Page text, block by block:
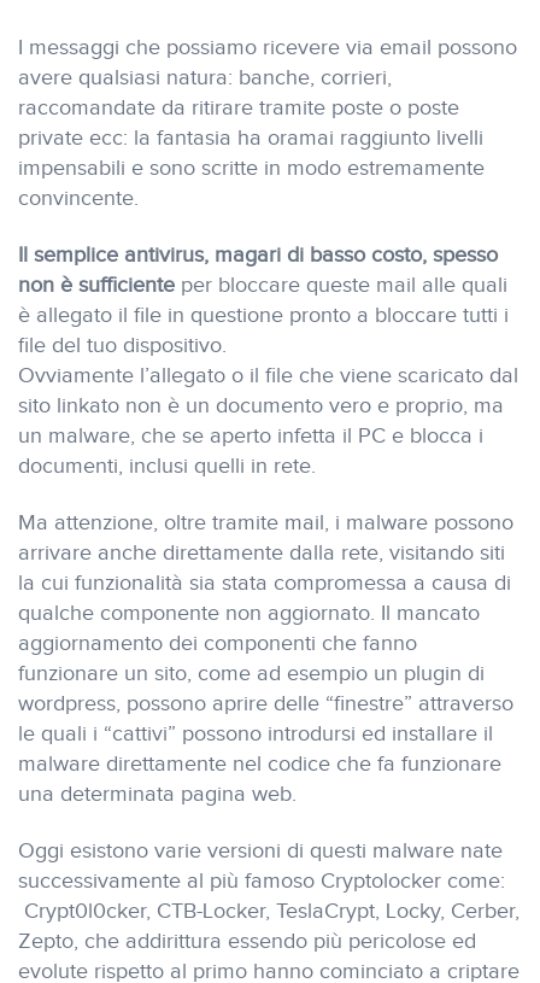
I messaggi che possiamo ricevere via email possono
avere qualsiasi natura: banche, corrieri,
raccomandate da ritirare tramite poste o poste
private ecc: la fantasia ha oramai raggiunto livelli
impensabili e sono scritte in modo estremamente
convincente.
Il semplice antivirus, magari di basso costo, spesso
non è sufficiente per bloccare queste mail alle quali
è allegato il file in questione pronto a bloccare tutti i
file del tuo dispositivo.
Ovviamente l’allegato o il file che viene scaricato dal
sito linkato non è un documento vero e proprio, ma
un malware, che se aperto infetta il PC e blocca i
documenti, inclusi quelli in rete.
Ma attenzione, oltre tramite mail, i malware possono
arrivare anche direttamente dalla rete, visitando siti
la cui funzionalità sia stata compromessa a causa di
qualche componente non aggiornato. Il mancato
aggiornamento dei componenti che fanno
funzionare un sito, come ad esempio un plugin di
wordpress, possono aprire delle “finestre” attraverso
le quali i “cattivi” possono introdursi ed installare il
malware direttamente nel codice che fa funzionare
una determinata pagina web.
Oggi esistono varie versioni di questi malware nate
successivamente al più famoso Cryptolocker come:
Crypt0l0cker, CTB-Locker, TeslaCrypt, Locky, Cerber,
Zepto, che addirittura essendo più pericolose ed
evolute rispetto al primo hanno cominciato a criptare